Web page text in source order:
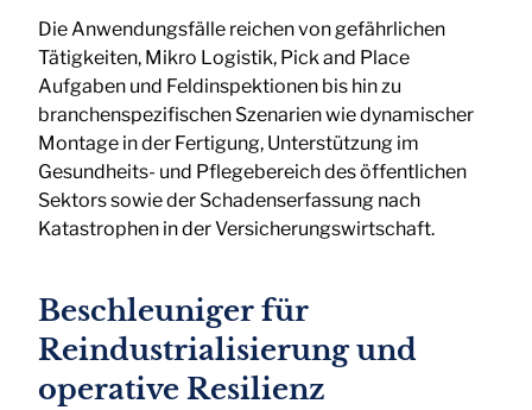
Die Anwendungsfälle reichen von gefährlichen
Tätigkeiten, Mikro Logistik, Pick and Place
Aufgaben und Feldinspektionen bis hin zu
branchenspezifischen Szenarien wie dynamischer
Montage in der Fertigung, Unterstützung im
Gesundheits- und Pflegebereich des öffentlichen
Sektors sowie der Schadenserfassung nach
Katastrophen in der Versicherungswirtschaft.
Beschleuniger für
Reindustrialisierung und
operative Resilienz